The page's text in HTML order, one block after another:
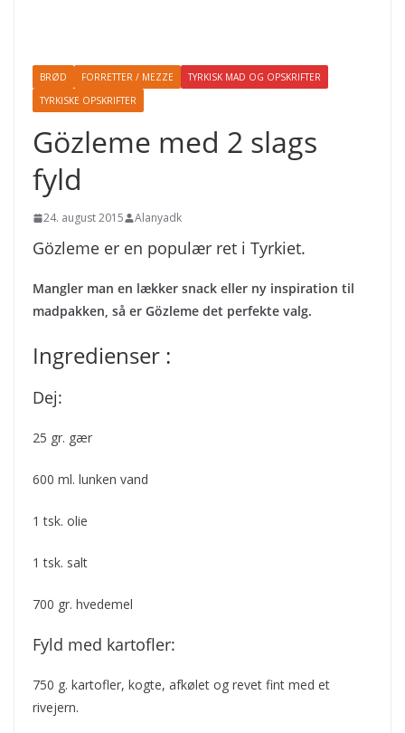
BRØD FORRETTER / MEZZE
TYRKISK MAD OG OPSKRIFTER
TYRKISKE OPSKRIFTER
Gözleme med 2 slags
fyld
24. august 2015 Alanyadk
Gözleme er en populær ret i Tyrkiet.
Mangler man en lækker snack eller ny inspiration til
madpakken, så er Gözleme det perfekte valg.
Ingredienser :
Dej:
25 gr. gær
600 ml. lunken vand
1 tsk. olie
1 tsk. salt
700 gr. hvedemel
Fyld med kartofler:
750 g. kartofler, kogte, afkølet og revet fint med et
rivejern.